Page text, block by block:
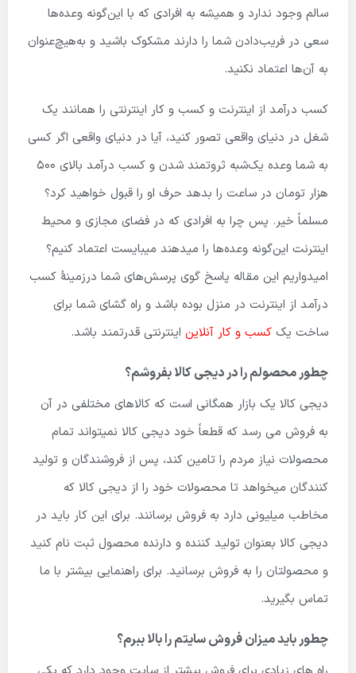
سالم وجود ندارد و همیشه به افرادی که با این‌گونه وعده‌ها
سعی در فریب‌دادن شما را دارند مشکوک باشید و به‌هیچ‌عنوان
به آن‌ها اعتماد نکنید.
کسب درآمد از اینترنت و کسب و کار اینترنتی را همانند یک
شغل در دنیای واقعی تصور کنید، آیا در دنیای واقعی اگر کسی
به شما وعده یک‌شبه ثروتمند شدن و کسب درآمد بالای 500
هزار تومان در ساعت را بدهد حرف او را قبول خواهید کرد؟
مسلماً خیر. پس چرا به افرادی که در فضای مجازی و محیط
اینترنت این‌گونه وعده‌ها را میدهند میبایست اعتماد کنیم؟
امیدواریم این مقاله پاسخ گوی پرسش‌های شما درزمینهٔ کسب
درآمد از اینترنت در منزل بوده باشد و راه گشای شما برای
ساخت یک کسب و کار آنلاین اینترنتی قدرتمند باشد.
چطور محصولم را در دیجی کالا بفروشم؟
دیجی کالا یک بازار همگانی است که کالاهای مختلفی در آن
به فروش می رسد که قطعاً خود دیجی کالا نمیتواند تمام
محصولات نیاز مردم را تامین کند، پس از فروشندگان و تولید
کنندگان میخواهد تا محصولات خود را از دیجی کالا که
مخاطب میلیونی دارد به فروش برسانند. برای این کار باید در
دیجی کالا بعنوان تولید کننده و دارنده محصول ثبت نام کنید
و محصولتان را به فروش برسانید. برای راهنمایی بیشتر با ما
تماس بگیرید.
چطور باید میزان فروش سایتم را بالا ببرم؟